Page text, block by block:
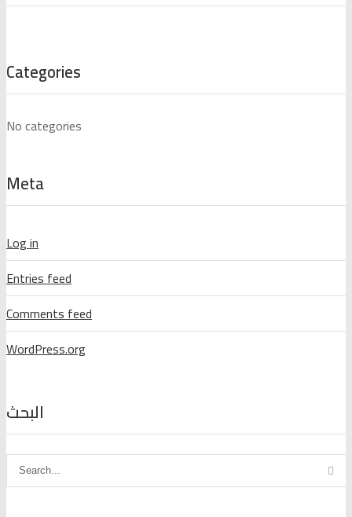
Categories
No categories
Meta
Log in
Entries feed
Comments feed
WordPress.org
البحث